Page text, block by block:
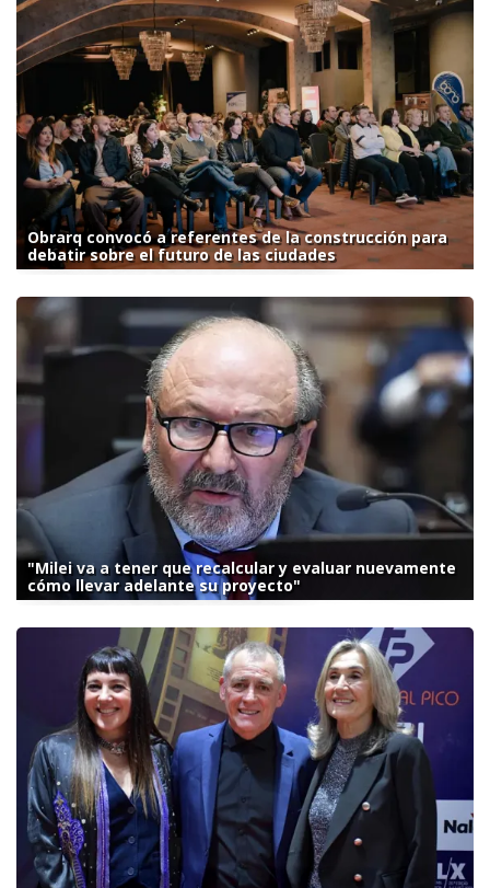
Obrarq convocó a referentes de la construcción para
debatir sobre el futuro de las ciudades
"Milei va a tener que recalcular y evaluar nuevamente
cómo llevar adelante su proyecto"